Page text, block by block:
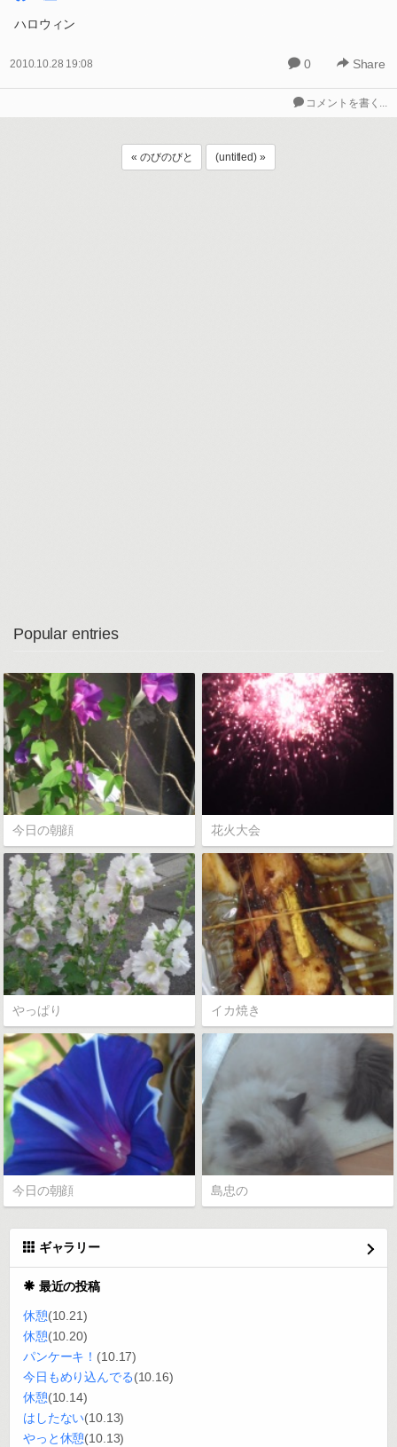
ハロウィン
2010.10.28 19:08 0 Share
コメントを書く...
« のびのびと (untitled) »
Popular entries
今日の朝顔 花火大会
やっぱり イカ焼き
今日の朝顔 島忠の
ギャラリー
最近の投稿
休憩(10.21)
休憩(10.20)
パンケーキ！ (10.17)
今日もめり込んでる(10.16)
休憩(10.14)
はしたない(10.13)
やっと休憩(10.13)